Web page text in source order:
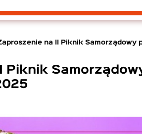
na II Piknik Samorządowy
Piknik